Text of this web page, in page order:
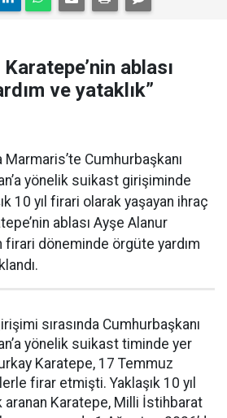
ablası
ve yataklık”
Cumhurbaşkanı
yönelik suikast girişiminde
10 yıl firari olarak yaşayan ihraç
ablası Ayşe Alanur
firari döneminde örgüte yardım
sırasında Cumhurbaşkanı
yönelik suikast timinde yer
Karatepe, 17 Temmuz
firar etmişti. Yaklaşık 10 yıl
aranan Karatepe, Milli İstihbarat